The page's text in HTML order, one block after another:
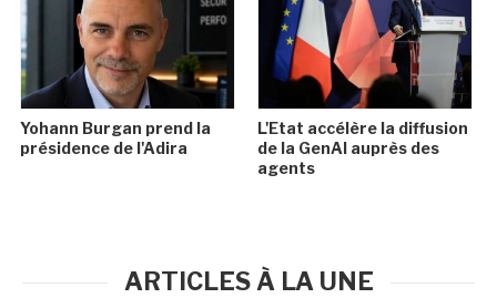
Yohann Burgan prend la
présidence de l'Adira
L'Etat accélère la diffusion
de la GenAI auprès des
agents
ARTICLES À LA UNE